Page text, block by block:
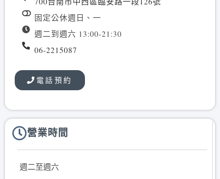
固定公休週日、一
週二到週六 13:00-21:30
06-2215087
電話預約
營業時間
週二至週六